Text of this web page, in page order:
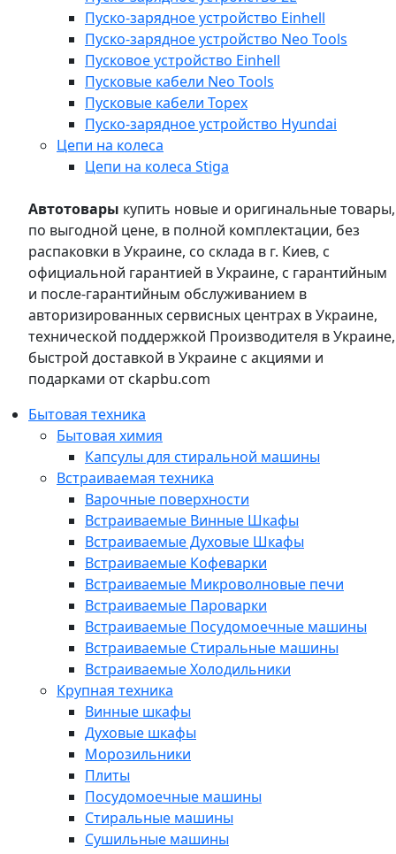
Пуско-зарядное устройство Einhell
Пуско-зарядное устройство Neo Tools
Пусковое устройство Einhell
Пусковые кабели Neo Tools
Пусковые кабели Topex
Пуско-зарядное устройство Hyundai
Цепи на колеса
Цепи на колеса Stiga
Автотовары купить новые и оригинальные товары,
по выгодной цене, в полной комплектации, без
распаковки в Украине, со склада в г. Киев, с
официальной гарантией в Украине, с гарантийным
и после-гарантийным обслуживанием в
авторизированных сервисных центрах в Украине,
технической поддержкой Производителя в Украине,
быстрой доставкой в Украине с акциями и
подарками от ckapbu.com
Бытовая техника
Бытовая химия
Капсулы для стиральной машины
Встраиваемая техника
Варочные поверхности
Встраиваемые Винные Шкафы
Встраиваемые Духовые Шкафы
Встраиваемые Кофеварки
Встраиваемые Микроволновые печи
Встраиваемые Пароварки
Встраиваемые Посудомоечные машины
Встраиваемые Стиральные машины
Встраиваемые Холодильники
Крупная техника
Винные шкафы
Духовые шкафы
Морозильники
Плиты
Посудомоечные машины
Стиральные машины
Сушильные машины